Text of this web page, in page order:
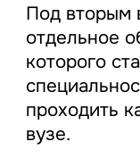
Под вторым
отдельное
которого
проходить
вузе.